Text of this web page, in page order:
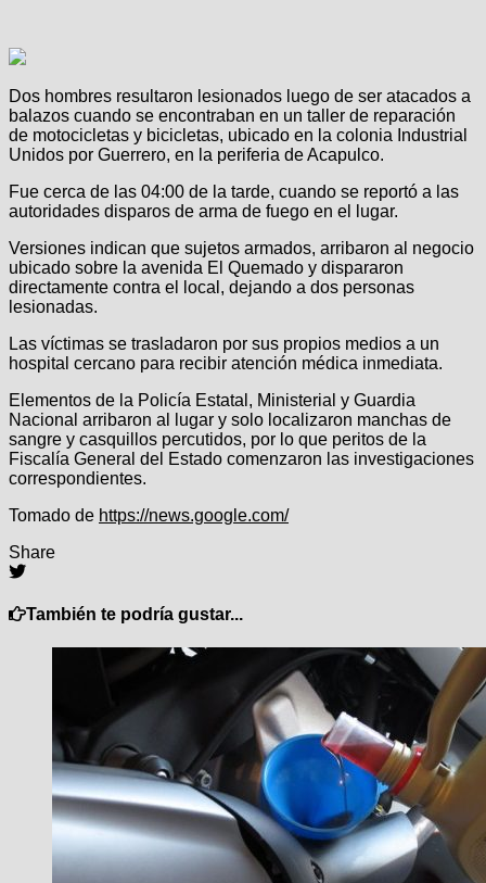
Dos hombres resultaron lesionados luego de ser atacados a
balazos cuando se encontraban en un taller de reparación
de motocicletas y bicicletas, ubicado en la colonia Industrial
Unidos por Guerrero, en la periferia de Acapulco.
Fue cerca de las 04:00 de la tarde, cuando se reportó a las
autoridades disparos de arma de fuego en el lugar.
Versiones indican que sujetos armados, arribaron al negocio
ubicado sobre la avenida El Quemado y dispararon
directamente contra el local, dejando a dos personas
lesionadas.
Las víctimas se trasladaron por sus propios medios a un
hospital cercano para recibir atención médica inmediata.
Elementos de la Policía Estatal, Ministerial y Guardia
Nacional arribaron al lugar y solo localizaron manchas de
sangre y casquillos percutidos, por lo que peritos de la
Fiscalía General del Estado comenzaron las investigaciones
correspondientes.
Navegación
de
entradas
Tomado de https://news.google.com/
Share
También te podría gustar...